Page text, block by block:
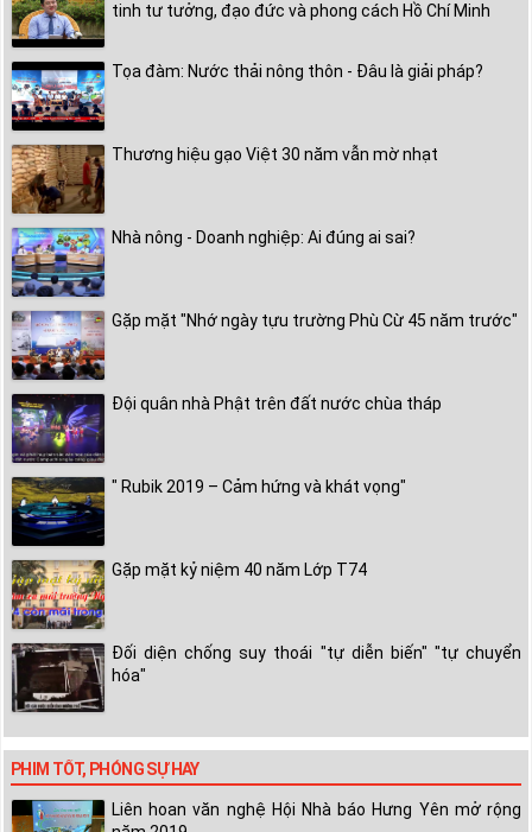
tinh tư tưởng, đạo đức và phong cách Hồ Chí Minh
Tọa đàm: Nước thải nông thôn - Đâu là giải pháp?
Thương hiệu gạo Việt 30 năm vẫn mờ nhạt
Nhà nông - Doanh nghiệp: Ai đúng ai sai?
Gặp mặt "Nhớ ngày tựu trường Phù Cừ 45 năm trước"
Đội quân nhà Phật trên đất nước chùa tháp
" Rubik 2019 – Cảm hứng và khát vọng"
Gặp mặt kỷ niệm 40 năm Lớp T74
Đối diện chống suy thoái "tự diễn biến" "tự chuyển
hóa"
PHIM TỐT, PHÓNG SỰ HAY
Liên hoan văn nghệ Hội Nhà báo Hưng Yên mở rộng